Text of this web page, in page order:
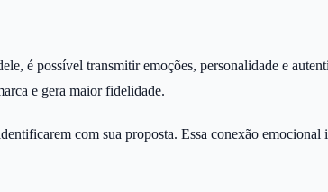
é possível transmitir emoções, personalidade e
e gera maior fidelidade.
com sua proposta. Essa conexão